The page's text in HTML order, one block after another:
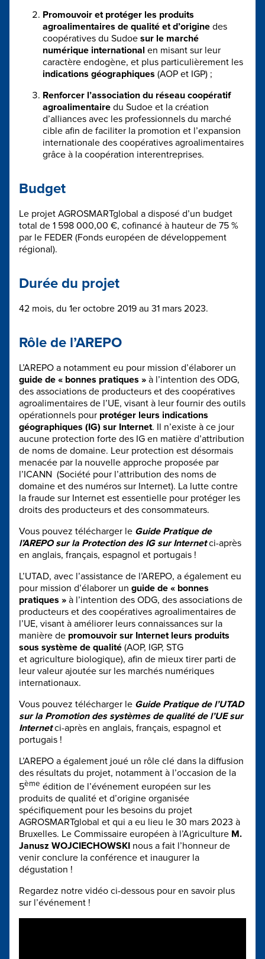
Promouvoir et protéger les produits
agroalimentaires de qualité et d’origine des
coopératives du Sudoe sur le marché
numérique international en misant sur leur
caractère endogène, et plus particulièrement les
indications géographiques (AOP et IGP) ;
Renforcer l’association du réseau coopératif
agroalimentaire du Sudoe et la création
d’alliances avec les professionnels du marché
cible afin de faciliter la promotion et l’expansion
internationale des coopératives agroalimentaires
grâce à la coopération interentreprises.
Budget
Le projet AGROSMARTglobal a disposé d’un budget
total de 1 598 000,00 €, cofinancé à hauteur de 75 %
par le FEDER (Fonds européen de développement
régional).
Durée du projet
42 mois, du 1er octobre 2019 au 31 mars 2023.
Rôle de l’AREPO
L’AREPO a notamment eu pour mission d’élaborer un
guide de « bonnes pratiques » à l’intention des ODG,
des associations de producteurs et des coopératives
agroalimentaires de l’UE, visant à leur fournir des outils
opérationnels pour protéger leurs indications
géographiques (IG) sur Internet. Il n’existe à ce jour
aucune protection forte des IG en matière d’attribution
de noms de domaine. Leur protection est désormais
menacée par la nouvelle approche proposée par
l’ICANN (Société pour l’attribution des noms de
domaine et des numéros sur Internet). La lutte contre
la fraude sur Internet est essentielle pour protéger les
droits des producteurs et des consommateurs.
Vous pouvez télécharger le Guide Pratique de
l’AREPO sur la Protection des IG sur Internetci-après
en anglais, français, espagnol et portugais !
L’UTAD, avec l’assistance de l’AREPO, a également eu
pour mission d’élaborer un guide de « bonnes
pratiques » à l’intention des ODG, des associations de
producteurs et des coopératives agroalimentaires de
l’UE, visant à améliorer leurs connaissances sur la
manière de promouvoir sur Internet leurs produits
sous système de qualité (AOP, IGP, STG
et agriculture biologique), afin de mieux tirer parti de
leur valeur ajoutée sur les marchés numériques
internationaux.
Vous pouvez télécharger le Guide Pratique de l’UTAD
sur la Promotion des systèmes de qualité de l’UE sur
Internetci-après en anglais, français, espagnol et
portugais !
L’AREPO a également joué un rôle clé dans la diffusion
des résultats du projet, notamment à l’occasion de la
5ème édition de l’événement européen sur les
produits de qualité et d’origine organisée
spécifiquement pour les besoins du projet
AGROSMARTglobal et qui a eu lieu le 30 mars 2023 à
Bruxelles. Le Commissaire européen à l’Agriculture M.
Janusz WOJCIECHOWSKI nous a fait l’honneur de
venir conclure la conférence et inaugurer la
dégustation !
Regardez notre vidéo ci-dessous pour en savoir plus
sur l’événement !